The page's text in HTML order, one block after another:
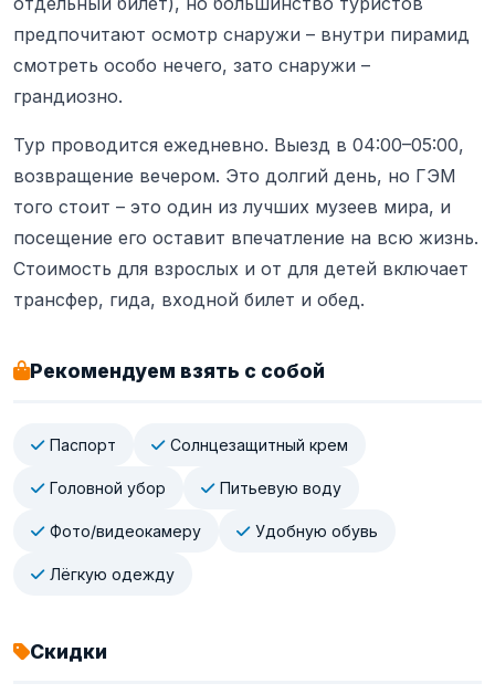
предпочитают осмотр снаружи – внутри пирамид
смотреть особо нечего, зато снаружи –
грандиозно.
Тур проводится ежедневно. Выезд в 04:00–05:00,
возвращение вечером. Это долгий день, но ГЭМ
того стоит – это один из лучших музеев мира, и
посещение его оставит впечатление на всю жизнь.
Стоимость для взрослых и от для детей включает
трансфер, гида, входной билет и обед.
Рекомендуем взять с собой
Паспорт Солнцезащитный крем
Головной убор Питьевую воду
Фото/видеокамеру Удобную обувь
Лёгкую одежду
Скидки